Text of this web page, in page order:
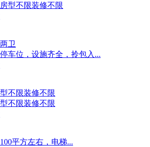
型不限装修不限
卫
车位，设施齐全，拎包入...
不限装修不限
不限装修不限
平方左右，电梯...